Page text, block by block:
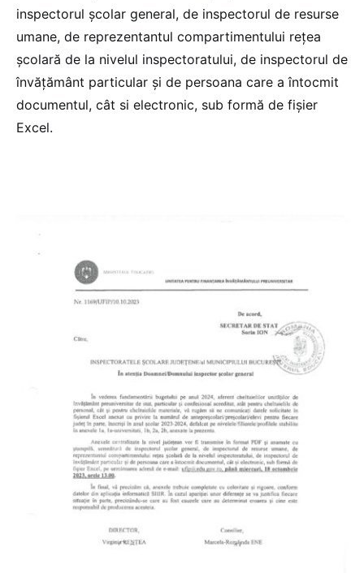
inspectorul școlar general, de inspectorul de resurse
umane, de reprezentantul compartimentului rețea
școlară de la nivelul inspectoratului, de inspectorul de
învățământ particular şi de persoana care a întocmit
documentul, cât si electronic, sub formă de fişier
Excel.